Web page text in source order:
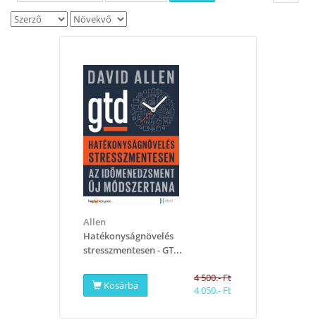
Allen
​Hatékonyságnövelés
stresszmentesen - GT...
Kosárba
4 500.- Ft
4 050.- Ft